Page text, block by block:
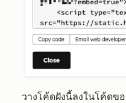
วางโค้ดฝังนี้ลงในโค้ดข